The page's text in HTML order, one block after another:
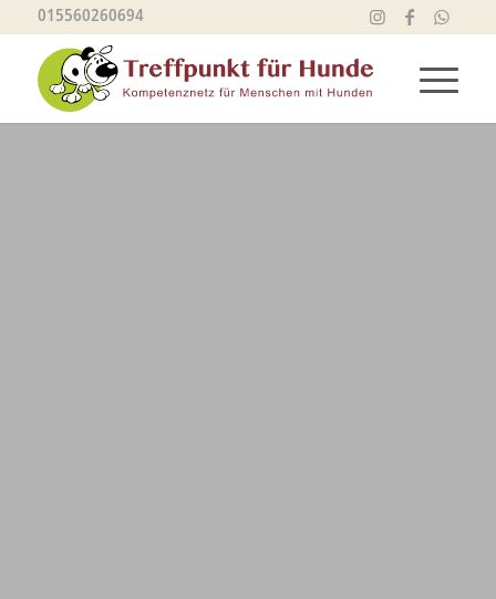
015560260694